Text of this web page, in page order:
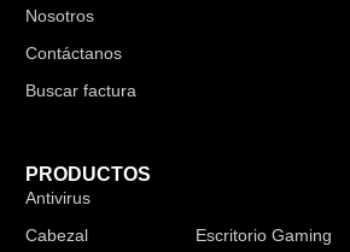
Nosotros
Contáctanos
Buscar factura
PRODUCTOS
Antivirus
Cabezal
Escritorio Gaming